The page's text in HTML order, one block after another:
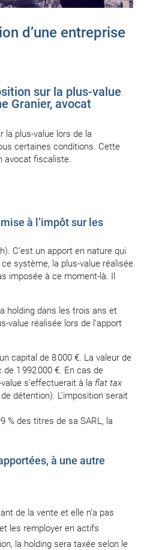
d’une entreprise
sur la plus-value
Granier, avocat
la plus-value lors de la
certaines conditions. Cette
avocat fiscaliste.
à l’impôt sur les
C’est un apport en nature qui
système, la plus-value réalisée
imposée à ce moment-là. Il
holding dans les trois ans et
value réalisée lors de l’apport
capital de 8 000 €. La valeur de
1 992 000 €. En cas de
s’effectuerait à la flat tax
détention). L’imposition serait
% des titres de sa SARL, la
à une autre
de la vente et elle n’a pas
les remployer en actifs
la holding sera taxée selon le